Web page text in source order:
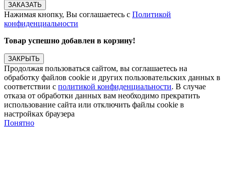
Нажимая кнопку, Вы соглашаетесь с Политикой
конфиденциальности
Товар успешно добавлен в корзину!
ЗАКРЫТЬ
Продолжая пользоваться сайтом, вы соглашаетесь на
обработку файлов cookie и других пользовательских данных в
соответствии с политикой конфиденциальности. В случае
отказа от обработки данных вам необходимо прекратить
использование сайта или отключить файлы cookie в
настройках браузера
Понятно